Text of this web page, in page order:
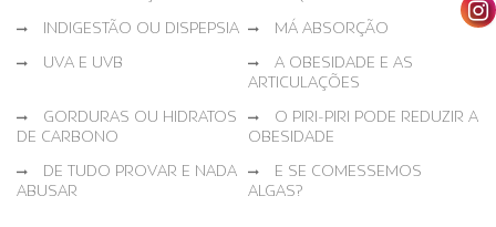
INDIGESTÃO OU DISPEPSIA MÁ ABSORÇÃO
UVA E UVB
A OBESIDADE E AS
ARTICULAÇÕES
GORDURAS OU HIDRATOS
DE CARBONO
O PIRI-PIRI PODE REDUZIR A
OBESIDADE
DE TUDO PROVAR E NADA
ABUSAR
E SE COMESSEMOS
ALGAS?